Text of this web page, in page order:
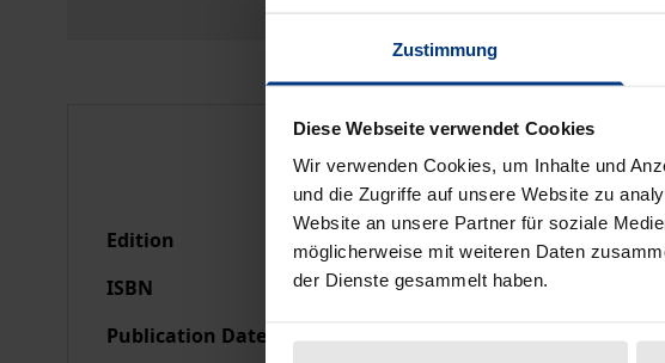
Zustimmung
Diese Webseite verwendet Cookies
Wir verwenden Cookies, um Inhalte und
und die Zugriffe auf unsere Website zu
Website an unsere Partner für soziale
möglicherweise mit weiteren Daten
der Dienste gesammelt haben.
Bibliographical data
Edition
1
ISBN
978-3-7890-9286-2
Publication Date
Mar 30, 1995